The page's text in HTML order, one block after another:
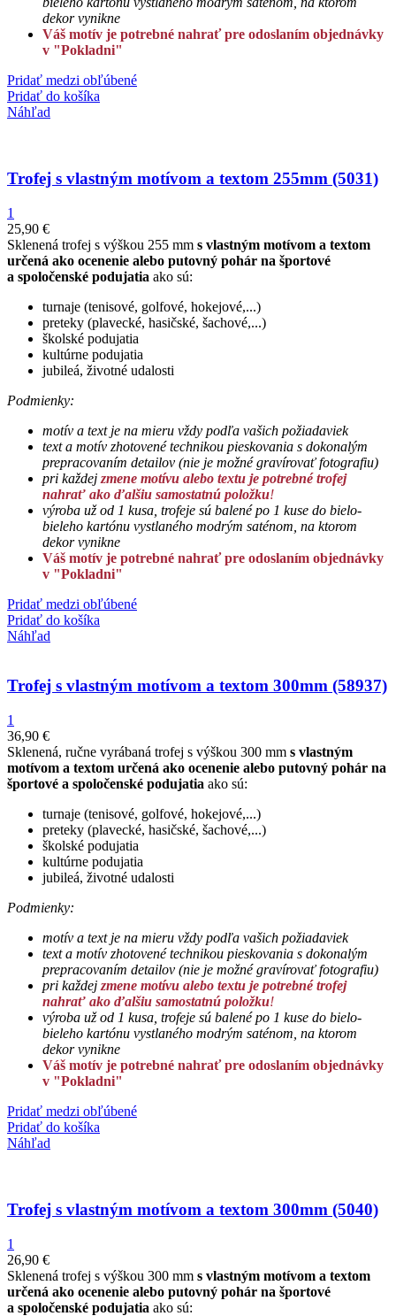
dekor vynikne
Váš motív je potrebné nahrať pre odoslaním objednávky
v "Pokladni"
Pridať medzi obľúbené
Pridať do košíka
Náhľad
Trofej s vlastným motívom a textom 255mm (5031)
1
25,90 €
Sklenená trofej s výškou 255 mm s vlastným motívom a textom
určená ako ocenenie alebo putovný pohár na športové
a spoločenské podujatia ako sú:
turnaje (tenisové, golfové, hokejové,...)
preteky (plavecké, hasičské, šachové,...)
školské podujatia
kultúrne podujatia
jubileá, životné udalosti
Podmienky:
motív a text je na mieru vždy podľa vašich požiadaviek
text a motív zhotovené technikou pieskovania s dokonalým
prepracovaním detailov (nie je možné gravírovať fotografiu)
pri každej zmene motívu alebo textu je potrebné trofej
nahrať ako ďalšiu samostatnú položku!
výroba už od 1 kusa, trofeje sú balené po 1 kuse do bielo-
bieleho kartónu vystlaného modrým saténom, na ktorom
dekor vynikne
Váš motív je potrebné nahrať pre odoslaním objednávky
v "Pokladni"
Pridať medzi obľúbené
Pridať do košíka
Náhľad
Trofej s vlastným motívom a textom 300mm (58937)
1
36,90 €
Sklenená, ručne vyrábaná trofej s výškou 300 mm s vlastným
motívom a textom určená ako ocenenie alebo putovný pohár na
športové a spoločenské podujatia ako sú:
turnaje (tenisové, golfové, hokejové,...)
preteky (plavecké, hasičské, šachové,...)
školské podujatia
kultúrne podujatia
jubileá, životné udalosti
Podmienky:
motív a text je na mieru vždy podľa vašich požiadaviek
text a motív zhotovené technikou pieskovania s dokonalým
prepracovaním detailov (nie je možné gravírovať fotografiu)
pri každej zmene motívu alebo textu je potrebné trofej
nahrať ako ďalšiu samostatnú položku!
výroba už od 1 kusa, trofeje sú balené po 1 kuse do bielo-
bieleho kartónu vystlaného modrým saténom, na ktorom
dekor vynikne
Váš motív je potrebné nahrať pre odoslaním objednávky
v "Pokladni"
Pridať medzi obľúbené
Pridať do košíka
Náhľad
Trofej s vlastným motívom a textom 300mm (5040)
1
26,90 €
Sklenená trofej s výškou 300 mm s vlastným motívom a textom
určená ako ocenenie alebo putovný pohár na športové
a spoločenské podujatia ako sú: